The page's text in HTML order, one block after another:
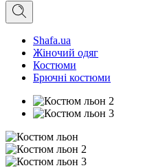
Shafa.ua
Жіночий одяг
Костюми
Брючні костюми